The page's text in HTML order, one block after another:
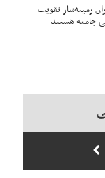
زمینه‌ساز تقویت
جامعه هستند